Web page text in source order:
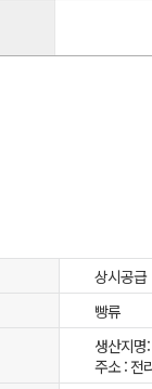
상시공급
빵류
생산지명
주소 : 전